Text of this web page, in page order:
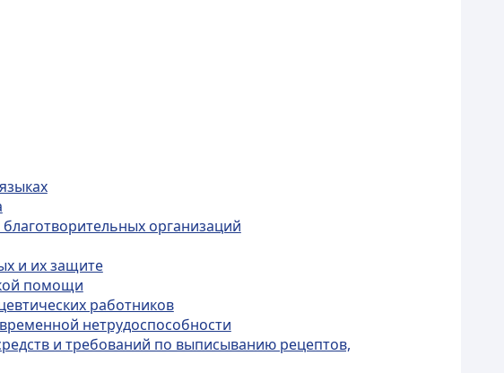
организаций
и их защите
помощи
работников
нетрудоспособности
и требований по выписыванию рецептов,